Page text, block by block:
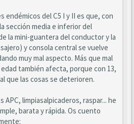
endémicos del C5 I y II es que, con
sección media e inferior del
la mini-guantera del conductor y la
y consola central se vuelve
muy mal aspecto. Más que mal
también afecta, porque con 13,
que las cosas se deterioren.
APC, limpiasalpicaderos, raspar... he
barata y rápida. Os cuento